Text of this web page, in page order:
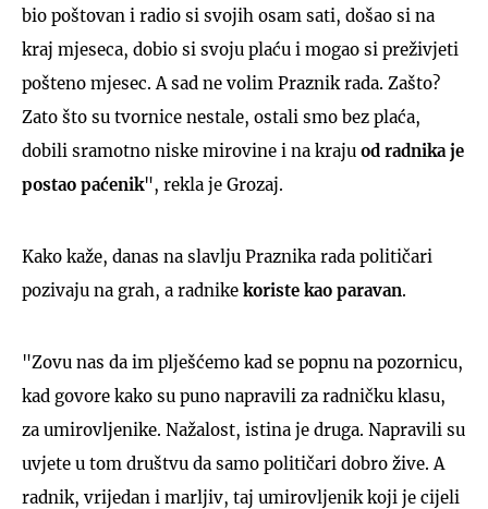
bio poštovan i radio si svojih osam sati, došao si na
kraj mjeseca, dobio si svoju plaću i mogao si preživjeti
pošteno mjesec. A sad ne volim Praznik rada. Zašto?
Zato što su tvornice nestale, ostali smo bez plaća,
dobili sramotno niske mirovine i na kraju od radnika je
postao paćenik", rekla je Grozaj.
Kako kaže, danas na slavlju Praznika rada političari
pozivaju na grah, a radnike koriste kao paravan.
"Zovu nas da im plješćemo kad se popnu na pozornicu,
kad govore kako su puno napravili za radničku klasu,
za umirovljenike. Nažalost, istina je druga. Napravili su
uvjete u tom društvu da samo političari dobro žive. A
radnik, vrijedan i marljiv, taj umirovljenik koji je cijeli